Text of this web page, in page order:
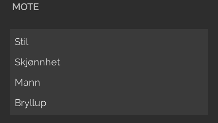
MOTE
Stil
Skjønnhet
Mann
Bryllup